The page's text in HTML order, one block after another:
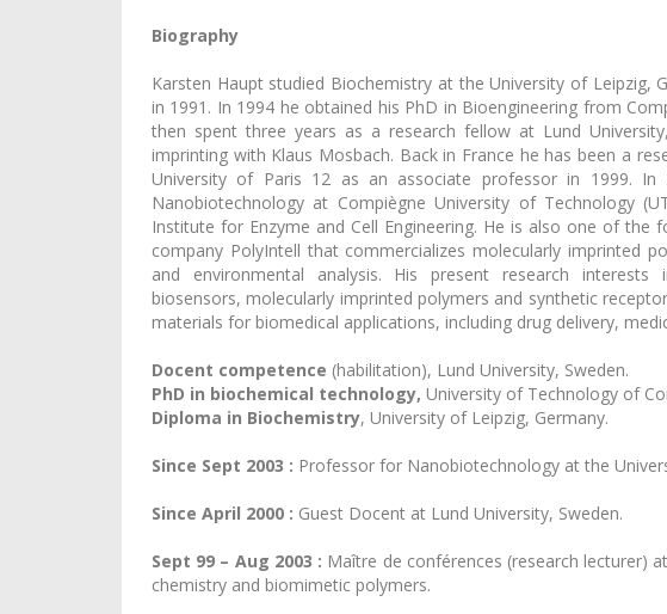
Biography
Karsten Haupt studied Biochemistry at the University of Leipzig,
in 1991. In 1994 he obtained his PhD in Bioengineering from
then spent three years as a research fellow at Lund
imprinting with Klaus Mosbach. Back in France he has been a
University of Paris 12 as an associate professor in 1999.
Nanobiotechnology at Compiègne University of Technology
Institute for Enzyme and Cell Engineering. He is also one of the
company PolyIntell that commercializes molecularly imprinted
and environmental analysis. His present research interests
biosensors, molecularly imprinted polymers and synthetic
materials for biomedical applications, including drug delivery,
Docent competence (habilitation), Lund University, Sweden.
PhD in biochemical technology, University of Technology of
Diploma in Biochemistry, University of Leipzig, Germany.
Since Sept 2003 : Professor for Nanobiotechnology at the
Since April 2000 : Guest Docent at Lund University, Sweden.
Sept 99 – Aug 2003 : Maître de conférences (research lecturer)
chemistry and biomimetic polymers.